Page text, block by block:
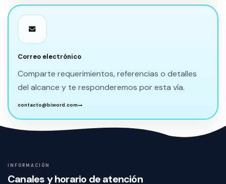
Correo electrónico
Comparte requerimientos, referencias o detalles
del alcance y te responderemos por esta vía.
contacto@biword.com
INFORMACIÓN
Canales y horario de atención